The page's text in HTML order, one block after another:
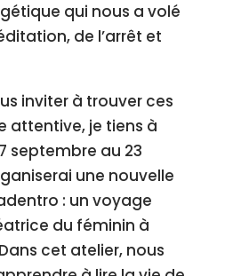
qui nous a volé
de l’arrêt et
inviter à trouver ces
attentive, je tiens à
septembre au 23
une nouvelle
: un voyage
du féminin à
cet atelier, nous